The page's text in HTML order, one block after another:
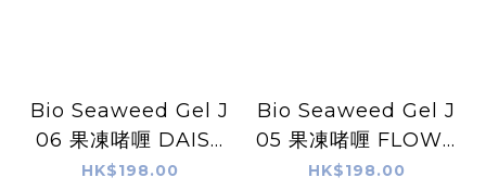
Bio Seaweed Gel J
06 果凍啫喱 DAISY
DREAMS 天然無毒G
HK$198.00
Bio Seaweed Gel J
05 果凍啫喱 FLOWE
R POWER 天然無毒
HK$198.00